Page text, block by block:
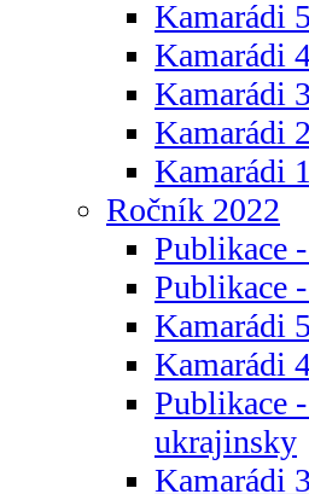
Kamarádi
Kamarádi
Kamarádi
Kamarádi
Kamarádi
Ročník 2022
Publikace
Publikace
Kamarádi
Kamarádi
Publikace
ukrajinsky
Kamarádi